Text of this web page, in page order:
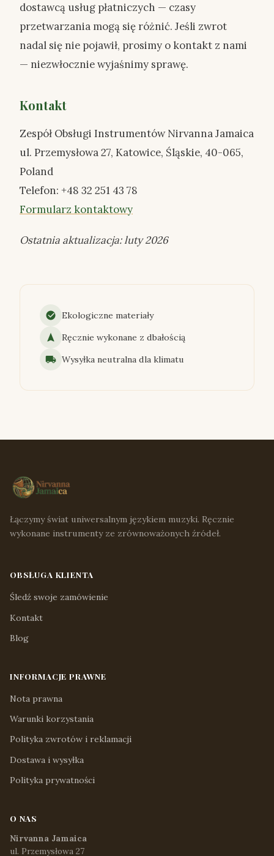
dostawcą usług płatniczych — czasy
przetwarzania mogą się różnić. Jeśli zwrot
nadal się nie pojawił, prosimy o kontakt z nami
— niezwłocznie wyjaśnimy sprawę.
Kontakt
Zespół Obsługi Instrumentów Nirvanna Jamaica
ul. Przemysłowa 27, Katowice, Śląskie, 40-065,
Poland
Telefon: +48 32 251 43 78
Formularz kontaktowy
Ostatnia aktualizacja: luty 2026
Ekologiczne materiały
Ręcznie wykonane z dbałością
Wysyłka neutralna dla klimatu
Łączymy świat uniwersalnym językiem muzyki. Ręcznie
wykonane instrumenty ze zrównoważonych źródeł.
OBSŁUGA KLIENTA
Śledź swoje zamówienie
Kontakt
Blog
INFORMACJE PRAWNE
Nota prawna
Warunki korzystania
Polityka zwrotów i reklamacji
Dostawa i wysyłka
Polityka prywatności
O NAS
Nirvanna Jamaica
ul. Przemysłowa 27